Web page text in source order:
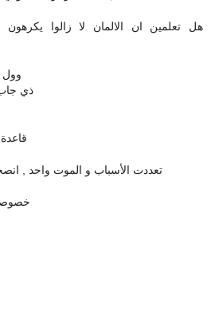
هل تعلمين ان الالمان لا زالوا يكرهون
وول
ذي
تعددت الأسباب و الموت واحد ,
خصوصا